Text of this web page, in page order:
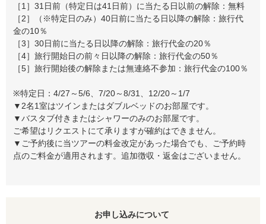
［1］31日前（特定日は41日前）に当たる日以前の解除：無料
［2］（※特定日のみ）40日前に当たる日以降の解除：旅行代
金の10％
［3］30日前に当たる日以降の解除：旅行代金の20％
［4］旅行開始日の前々日以降の解除：旅行代金の50％
［5］旅行開始後の解除または無連絡不参加：旅行代金の100％
※特定日：4/27～5/6、7/20～8/31、12/20～1/7
▼2名1室はツインまたはダブルベッドのお部屋です。
▼バスタブ付きまたはシャワーのみのお部屋です。
ご希望はリクエストにて承りますが確約はできません。
▼ご予約後に当ツアーの料金改定があった場合でも、ご予約時
点のご料金が適用されます。追加徴収・返金はございません。
お申し込みについて